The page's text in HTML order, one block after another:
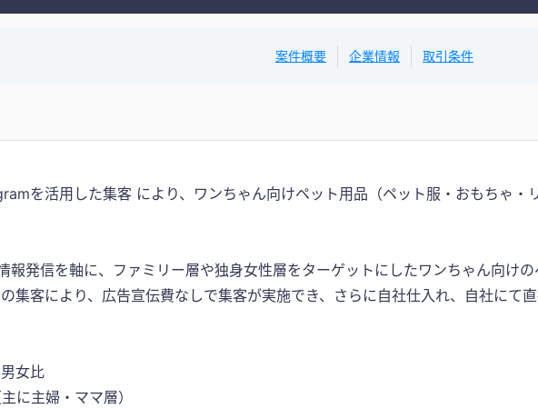
案件概要 企業情報 取引条件
を活用した集客 により、ワンちゃん向けペット用品（ペット服・おもちゃ・
報発信を軸に、ファミリー層や独身女性層をターゲットにしたワンちゃん向けの
集客により、広告宣伝費なしで集客が実施でき、さらに自社仕入れ、自社にて
女比
に主婦・ママ層）